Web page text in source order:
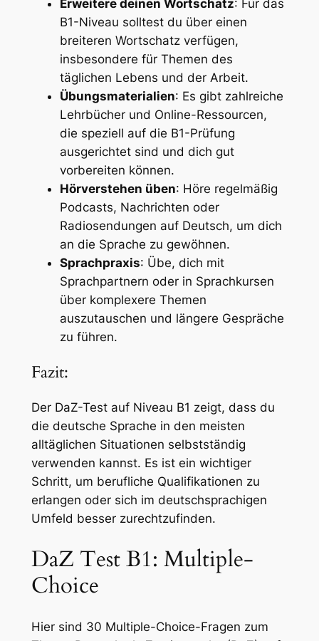
Erweitere deinen Wortschatz: Für das
B1-Niveau solltest du über einen
breiteren Wortschatz verfügen,
insbesondere für Themen des
täglichen Lebens und der Arbeit.
Übungsmaterialien: Es gibt zahlreiche
Lehrbücher und Online-Ressourcen,
die speziell auf die B1-Prüfung
ausgerichtet sind und dich gut
vorbereiten können.
Hörverstehen üben: Höre regelmäßig
Podcasts, Nachrichten oder
Radiosendungen auf Deutsch, um dich
an die Sprache zu gewöhnen.
Sprachpraxis: Übe, dich mit
Sprachpartnern oder in Sprachkursen
über komplexere Themen
auszutauschen und längere Gespräche
zu führen.
Fazit:
Der DaZ-Test auf Niveau B1 zeigt, dass du
die deutsche Sprache in den meisten
alltäglichen Situationen selbstständig
verwenden kannst. Es ist ein wichtiger
Schritt, um berufliche Qualifikationen zu
erlangen oder sich im deutschsprachigen
Umfeld besser zurechtzufinden.
DaZ Test B1: Multiple-
Choice
Hier sind 30 Multiple-Choice-Fragen zum